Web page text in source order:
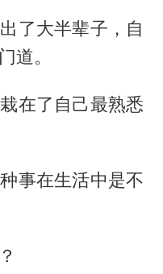
了大半辈子，自
道。
在了自己最熟悉
事在生活中是不